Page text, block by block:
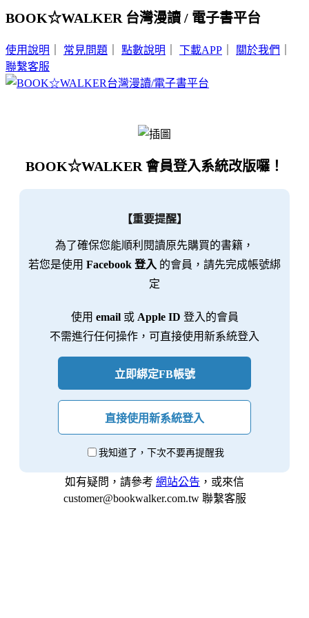
BOOK☆WALKER 台灣漫讀 / 電子書平台
使用說明 常見問題 點數說明 下載APP 關於我們
聯繫客服
BOOK☆WALKER 會員登入系統改版囉！
【重要提醒】
為了確保您能順利閱讀原先購買的書籍，
若您是使用 Facebook 登入 的會員，請先完成帳號綁
定
使用 email或 Apple ID 登入的會員
不需進行任何操作，可直接使用新系統登入
立即綁定FB帳號
直接使用新系統登入
我知道了，下次不要再提醒我
如有疑問，請參考 網站公告 ，或來信
customer@bookwalker.com.tw 聯繫客服